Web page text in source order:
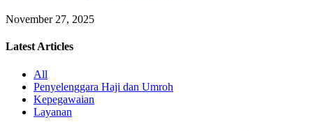
November 27, 2025
Latest Articles
All
Penyelenggara Haji dan Umroh
Kepegawaian
Layanan